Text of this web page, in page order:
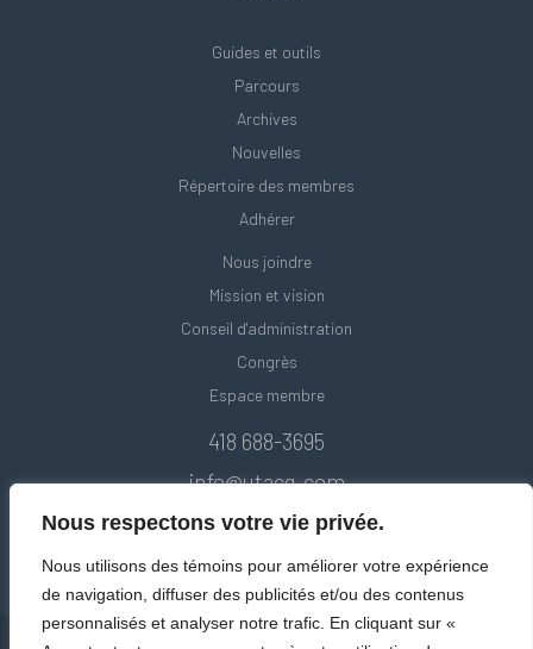
Nous respectons votre vie privée.
Nous utilisons des témoins pour améliorer votre expérience
de navigation, diffuser des publicités et/ou des contenus
personnalisés et analyser notre trafic. En cliquant sur «
Guides et outils
Parcours
Archives
Nouvelles
Répertoire des membres
Adhérer
Nous joindre
Mission et vision
Conseil d'administration
Congrès
Espace membre
418 688-3695
info@utacq.com